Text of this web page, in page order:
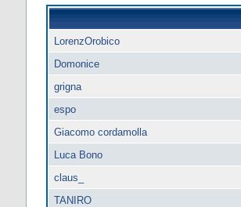
LorenzOrobico
Domonice
grigna
espo
Giacomo cordamolla
Luca Bono
claus_
TANIRO